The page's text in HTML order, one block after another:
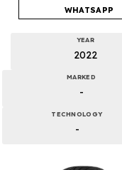
WHATSAPP
YEAR
2022
MARKED
-
TECHNOLOGY
-